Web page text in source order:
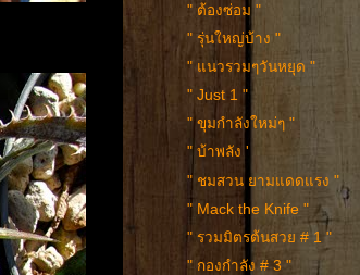
" ต้องซ่อม "
" รุ่นใหญ่บ้าง "
" แนวรวมๆวันหยุด "
" Just 1 "
" ขุมกำลังใหม่ๆ "
" บ้าพลัง '
" ชมสวน ยามแดดแรง "
" Mack the Knife "
" รวมมิตรต้นสวย # 1 "
" กองกำลัง # 3 "